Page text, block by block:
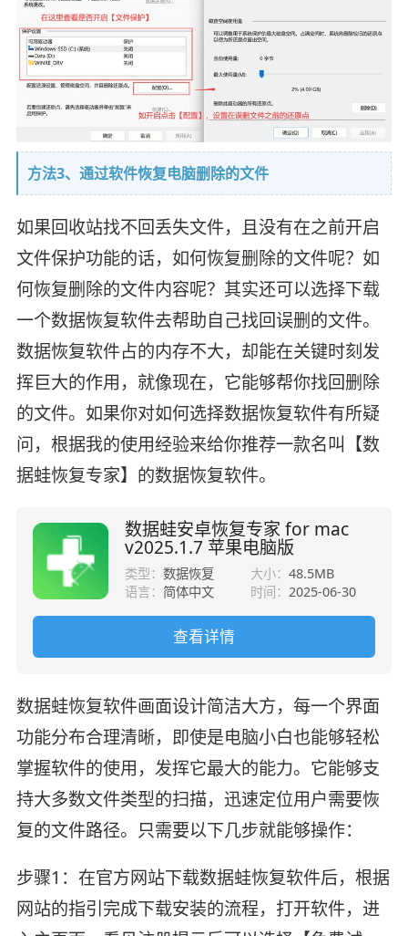
方法3、通过软件恢复电脑删除的文件
如果回收站找不回丢失文件，且没有在之前开启
文件保护功能的话，如何恢复删除的文件呢？如
何恢复删除的文件内容呢？其实还可以选择下载
一个数据恢复软件去帮助自己找回误删的文件。
数据恢复软件占的内存不大，却能在关键时刻发
挥巨大的作用，就像现在，它能够帮你找回删除
的文件。如果你对如何选择数据恢复软件有所疑
问，根据我的使用经验来给你推荐一款名叫【数
据蛙恢复专家】的数据恢复软件。
数据蛙安卓恢复专家 for mac
v2025.1.7 苹果电脑版
类型：数据恢复 大小： 48.5MB
语言： 简体中文 时间： 2025-06-30
查看详情
数据蛙恢复软件画面设计简洁大方，每一个界面
功能分布合理清晰，即使是电脑小白也能够轻松
掌握软件的使用，发挥它最大的能力。它能够支
持大多数文件类型的扫描，迅速定位用户需要恢
复的文件路径。只需要以下几步就能够操作：
步骤1：在官方网站下载数据蛙恢复软件后，根据
网站的指引完成下载安装的流程，打开软件，进